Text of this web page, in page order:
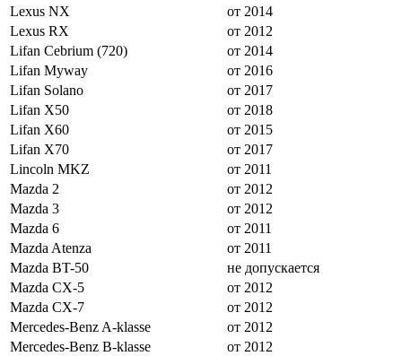
Lexus NX
от 2014
Lexus RX
от 2012
Lifan Cebrium (720)
от 2014
Lifan Myway
от 2016
Lifan Solano
от 2017
Lifan X50
от 2018
Lifan X60
от 2015
Lifan X70
от 2017
Lincoln MKZ
от 2011
Mazda 2
от 2012
Mazda 3
от 2012
Mazda 6
от 2011
Mazda Atenza
от 2011
Mazda BT-50
не допускается
Mazda CX-5
от 2012
Mazda CX-7
от 2012
Mercedes-Benz A-klasse
от 2012
Mercedes-Benz B-klasse
от 2012